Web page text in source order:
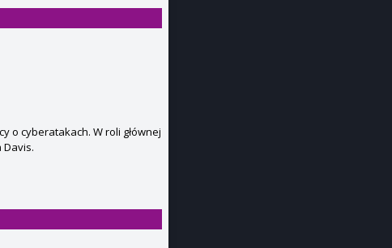
o cyberatakach. W roli głównej
Davis.